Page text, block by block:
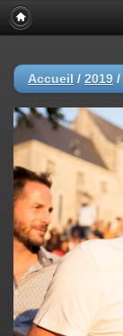
Accueil / 2019 /